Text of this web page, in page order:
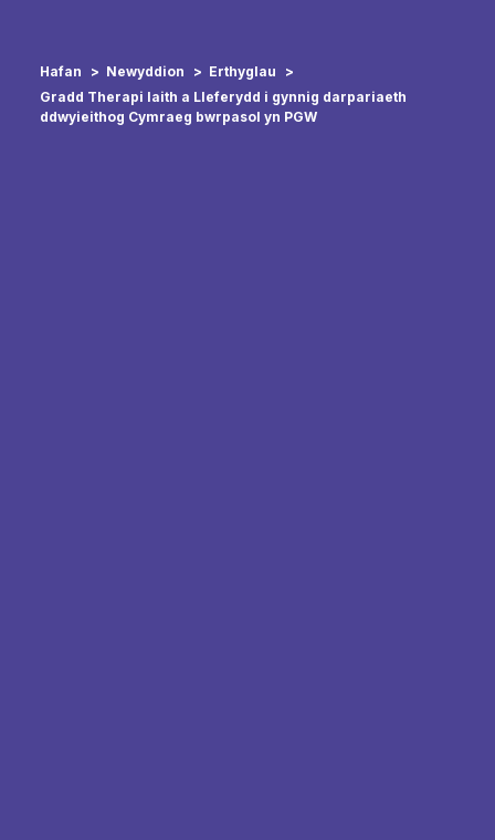
Hafan Newyddion
Erthyglau
Gradd Therapi Iaith a Lleferydd i gynnig darpariaeth
ddwyieithog Cymraeg bwrpasol yn PGW